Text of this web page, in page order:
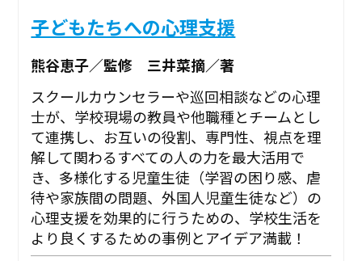
子どもたちへの心理支援
熊谷恵子／監修 三井菜摘／著
スクールカウンセラーや巡回相談などの心理
士が、学校現場の教員や他職種とチームとし
て連携し、お互いの役割、専門性、視点を理
解して関わるすべての人の力を最大活用で
き、多様化する児童生徒（学習の困り感、虐
待や家族間の問題、外国人児童生徒など）の
心理支援を効果的に行うための、学校生活を
より良くするための事例とアイデア満載！